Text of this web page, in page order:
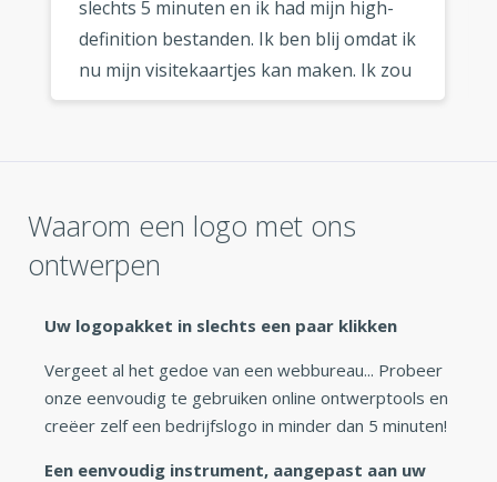
slechts 5 minuten en ik had mijn high-
definition bestanden. Ik ben blij omdat ik
nu mijn visitekaartjes kan maken. Ik zou
deze logo maker zeker aanraden aan
Waarom een logo met ons
ontwerpen
Uw logopakket in slechts een paar klikken
Vergeet al het gedoe van een webbureau... Probeer
onze eenvoudig te gebruiken online ontwerptools en
creëer zelf een bedrijfslogo in minder dan 5 minuten!
Een eenvoudig instrument, aangepast aan uw